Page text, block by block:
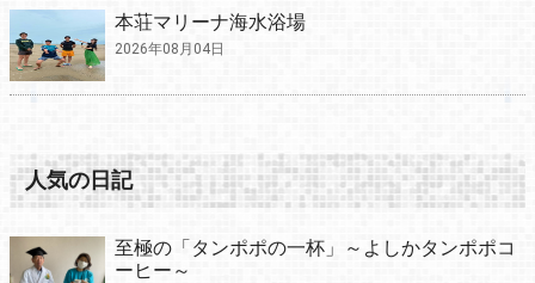
本荘マリーナ海水浴場
2026年08月04日
人気の日記
至極の「タンポポの一杯」～よしかタンポポコ
ーヒー～